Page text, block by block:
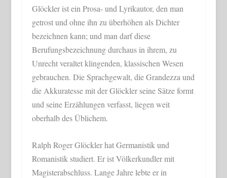
Glöckler ist ein Prosa- und Lyrikautor, den man
getrost und ohne ihn zu überhöhen als Dichter
bezeichnen kann; und man darf diese
Berufungsbezeichnung durchaus in ihrem, zu
Unrecht veraltet klingenden, klassischen Wesen
gebrauchen. Die Sprachgewalt, die Grandezza und
die Akkuratesse mit der Glöckler seine Sätze formt
und seine Erzählungen verfasst, liegen weit
oberhalb des Üblichem.
Ralph Roger Glöckler hat Germanistik und
Romanistik studiert. Er ist Völkerkundler mit
Magisterabschluss. Lange Jahre lebte er in